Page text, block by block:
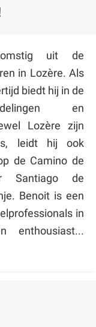
uit de
in Lozère. Als
biedt hij in de
en
Lozère zijn
is, leidt hij ook
de Camino de
Santiago de
Benoit is een
in